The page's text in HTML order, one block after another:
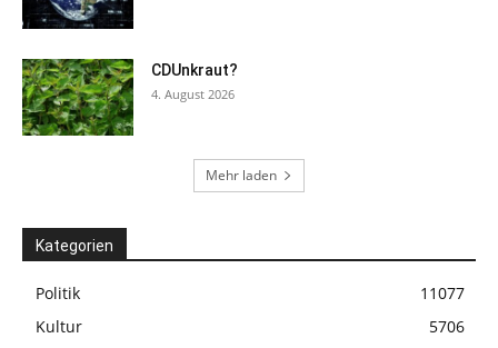
CDUnkraut?
4. August 2026
Mehr laden
Kategorien
Politik
11077
Kultur
5706